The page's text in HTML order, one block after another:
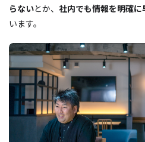
らないとか、 社内でも情報を明確に
います。